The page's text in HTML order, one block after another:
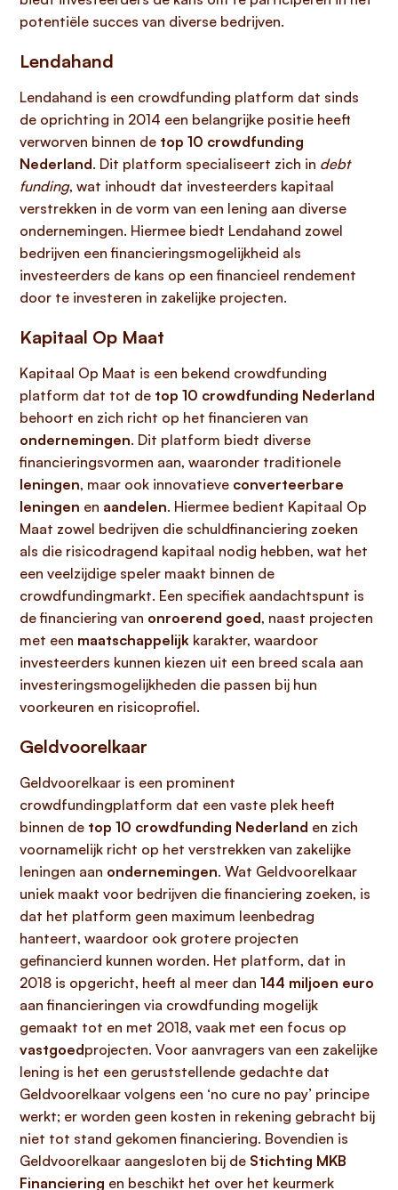
potentiële succes van diverse bedrijven.
Lendahand
Lendahand is een crowdfunding platform dat sinds
de oprichting in 2014 een belangrijke positie heeft
verworven binnen de top 10 crowdfunding
Nederland. Dit platform specialiseert zich in debt
funding, wat inhoudt dat investeerders kapitaal
verstrekken in de vorm van een lening aan diverse
ondernemingen. Hiermee biedt Lendahand zowel
bedrijven een financieringsmogelijkheid als
investeerders de kans op een financieel rendement
door te investeren in zakelijke projecten.
Kapitaal Op Maat
Kapitaal Op Maat is een bekend crowdfunding
platform dat tot de top 10 crowdfunding Nederland
behoort en zich richt op het financieren van
ondernemingen. Dit platform biedt diverse
financieringsvormen aan, waaronder traditionele
leningen, maar ook innovatieve converteerbare
leningen en aandelen. Hiermee bedient Kapitaal Op
Maat zowel bedrijven die schuldfinanciering zoeken
als die risicodragend kapitaal nodig hebben, wat het
een veelzijdige speler maakt binnen de
crowdfundingmarkt. Een specifiek aandachtspunt is
de financiering van onroerend goed, naast projecten
met een maatschappelijk karakter, waardoor
investeerders kunnen kiezen uit een breed scala aan
investeringsmogelijkheden die passen bij hun
voorkeuren en risicoprofiel.
Geldvoorelkaar
Geldvoorelkaar is een prominent
crowdfundingplatform dat een vaste plek heeft
binnen de top 10 crowdfunding Nederland en zich
voornamelijk richt op het verstrekken van zakelijke
leningen aan ondernemingen. Wat Geldvoorelkaar
uniek maakt voor bedrijven die financiering zoeken, is
dat het platform geen maximum leenbedrag
hanteert, waardoor ook grotere projecten
gefinancierd kunnen worden. Het platform, dat in
2018 is opgericht, heeft al meer dan 144 miljoen euro
aan financieringen via crowdfunding mogelijk
gemaakt tot en met 2018, vaak met een focus op
vastgoedprojecten. Voor aanvragers van een zakelijke
lening is het een geruststellende gedachte dat
Geldvoorelkaar volgens een ‘no cure no pay’ principe
werkt; er worden geen kosten in rekening gebracht bij
niet tot stand gekomen financiering. Bovendien is
Geldvoorelkaar aangesloten bij de Stichting MKB
Financiering en beschikt het over het keurmerk